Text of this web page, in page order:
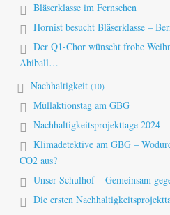
Bläserklasse im Fernsehen
Hornist besucht Bläserklasse –
Der Q1-Chor wünscht frohe
Abiball…
Nachhaltigkeit (10)
Müllaktionstag am GBG
Nachhaltigkeitsprojekttage 2024
Klimadetektive am GBG –
CO2 aus?
Unser Schulhof – Gemeinsam
Die ersten